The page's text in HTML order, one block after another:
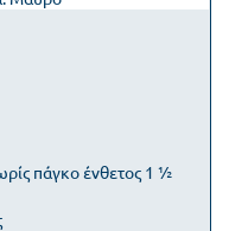
πάγκο ένθετος 1 ½